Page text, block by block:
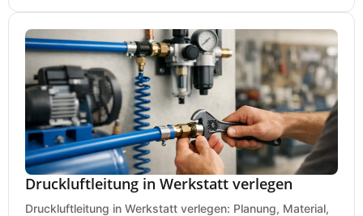
Druckluftleitung in Werkstatt verlegen
Druckluftleitung in Werkstatt verlegen: Planung, Material,